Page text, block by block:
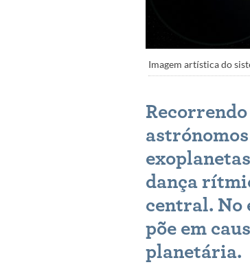
Imagem artística do
dança
central. No
põe em
planetária.